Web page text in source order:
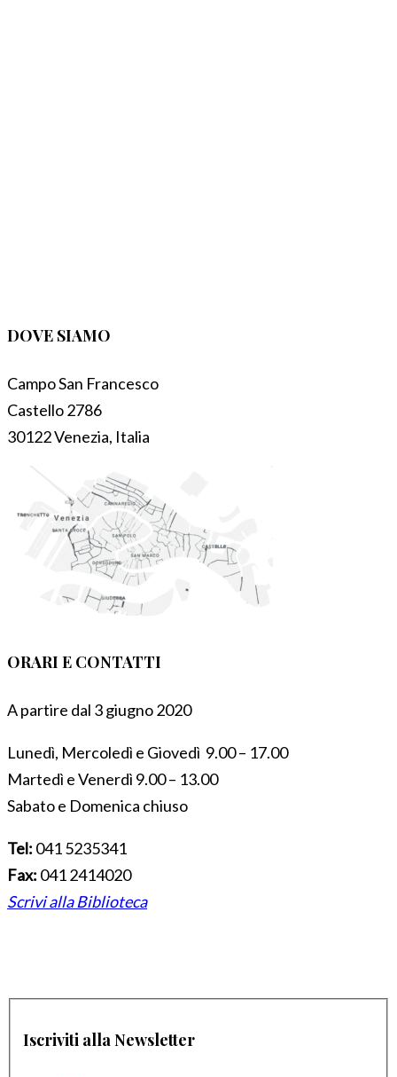
DOVE SIAMO
Campo San Francesco
Castello 2786
30122 Venezia, Italia
ORARI E CONTATTI
A partire dal 3 giugno 2020
Lunedì, Mercoledì e Giovedì 9.00 – 17.00
Martedì e Venerdì 9.00 – 13.00
Sabato e Domenica chiuso
Tel: 041 5235341
Fax: 041 2414020
Scrivi alla Biblioteca
Iscriviti alla Newsletter